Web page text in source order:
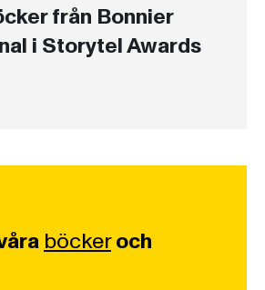
från Bonnier
i Storytel Awards
böckeroch